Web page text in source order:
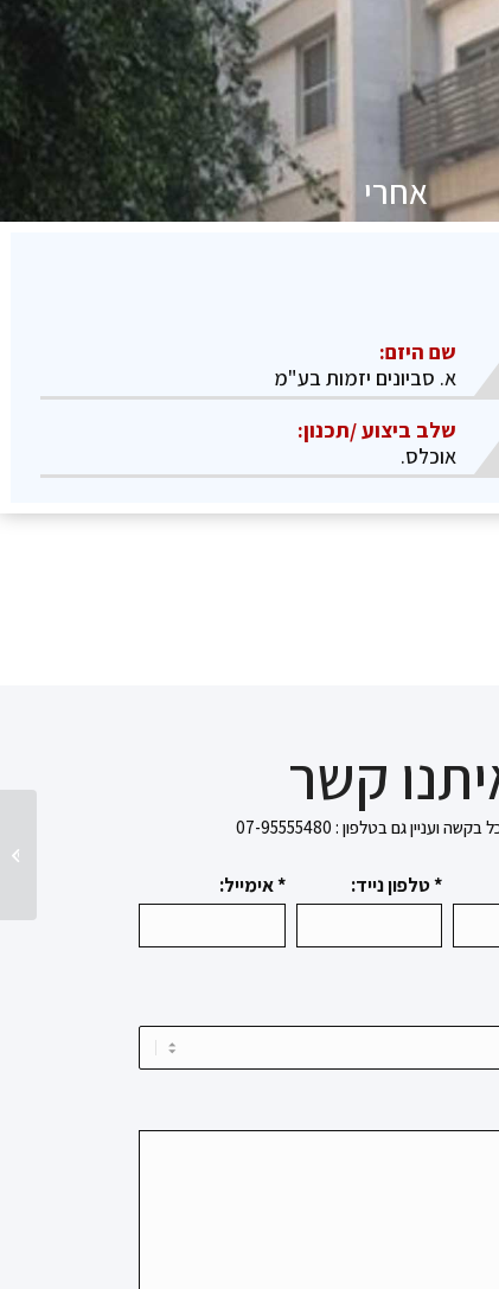
אחרי
שם היזם:
א. סביונים יזמות בע"מ
שלב ביצוע /תכנון:
​אוכלס.
קשר
גם בטלפון : 07-95555480
* טלפון נייד: * אימייל: